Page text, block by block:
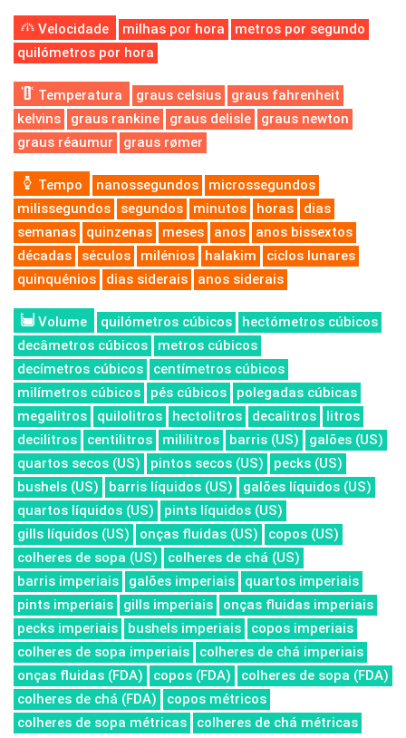
Velocidade milhas por hora
metros por segundo
quilómetros por hora
Temperatura graus celsius
graus fahrenheit
kelvins
graus rankine graus delisle
graus newton
graus réaumur
graus rømer
Tempo nanossegundos
microssegundos
milissegundos
segundos minutos horas
dias
semanas
quinzenas meses anos
anos bissextos
décadas
séculos milénios halakim
ciclos lunares
quinquénios
dias siderais anos siderais
Volume quilómetros cúbicos
hectómetros cúbicos
decâmetros cúbicos
metros cúbicos
decímetros cúbicos
centímetros cúbicos
milímetros cúbicos
pés cúbicos
polegadas cúbicas
megalitros
quilolitros hectolitros decalitros
litros
decilitros
centilitros mililitros barris (US)
galões (US)
quartos secos (US)
pintos secos (US)
pecks (US)
bushels (US)
barris líquidos (US)
galões líquidos (US)
quartos líquidos (US)
pints líquidos (US)
gills líquidos (US)
onças fluidas (US)
copos (US)
colheres de sopa (US)
colheres de chá (US)
barris imperiais
galões imperiais
quartos imperiais
pints imperiais
gills imperiais
onças fluidas imperiais
pecks imperiais
bushels imperiais
copos imperiais
colheres de sopa imperiais
colheres de chá imperiais
onças fluidas (FDA)
copos (FDA)
colheres de sopa (FDA)
colheres de chá (FDA)
copos métricos
colheres de sopa métricas
colheres de chá métricas